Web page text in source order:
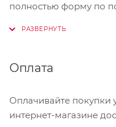
полностью форму по
Нажмите кнопку
Оплата
Оплачивайте
интернет-магазине